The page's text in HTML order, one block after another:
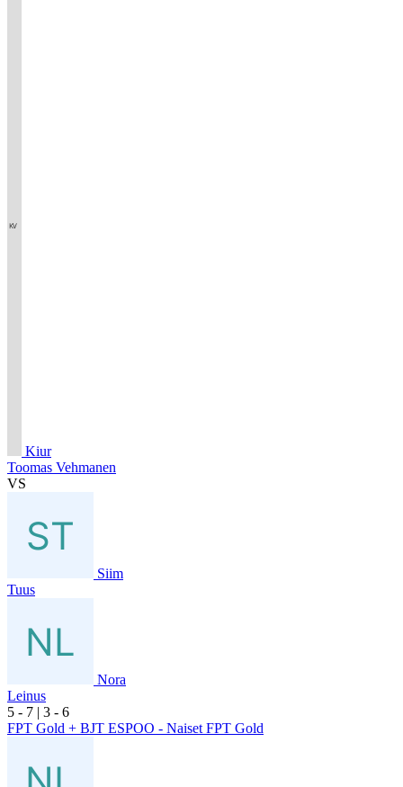
Kiur
Toomas Vehmanen
VS
Siim
Tuus
Nora
Leinus
5 - 7 | 3 - 6
FPT Gold + BJT ESPOO - Naiset FPT Gold